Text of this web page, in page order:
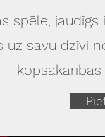
spēle,
uz savu dzīvi